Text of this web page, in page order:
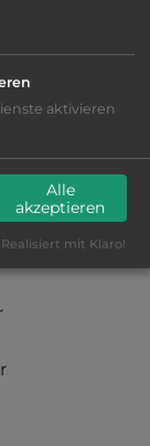
aktivieren
Alle
akzeptieren
Realisiert mit Klaro!